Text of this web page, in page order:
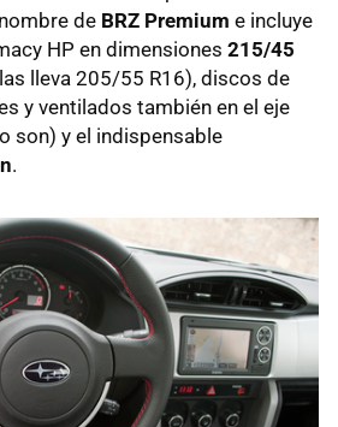
de BRZ Premium e incluye
HP en dimensiones 215/45
lleva 205/55 R16), discos de
y ventilados también en el eje
son) y el indispensable
.